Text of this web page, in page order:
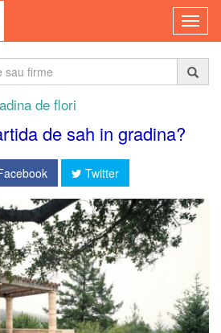
de flori
de sah in gradina?
Twitter